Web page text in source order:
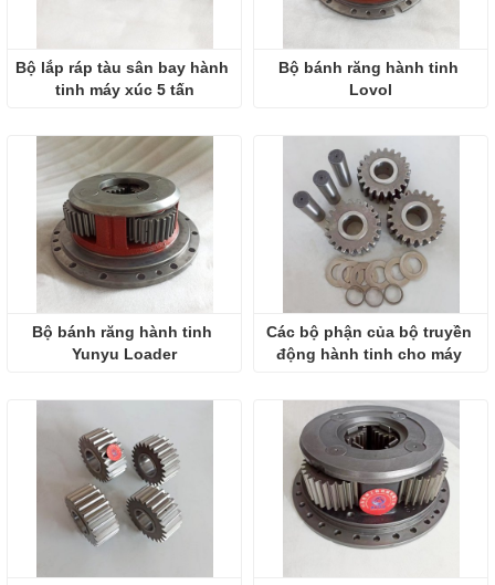
Bộ lắp ráp tàu sân bay hành
tinh máy xúc 5 tấn
Bộ bánh răng hành tinh
Lovol
Bộ bánh răng hành tinh
Yunyu Loader
Các bộ phận của bộ truyền
động hành tinh cho máy